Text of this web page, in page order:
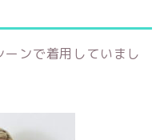
ンで着用していまし